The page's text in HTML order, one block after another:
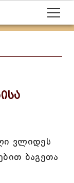
ვლიდეს
ბაგეთა